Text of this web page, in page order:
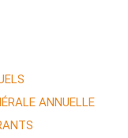
ANNUELLE